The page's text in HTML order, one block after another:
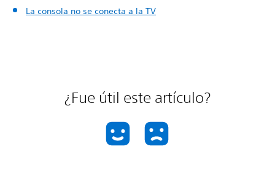
La consola no se conecta a la TV
¿Fue útil este artículo?